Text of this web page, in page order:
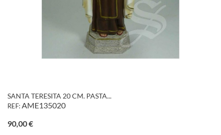
SANTA TERESITA 20 CM. PASTA...
REF: AME135020
90,00 €Precio